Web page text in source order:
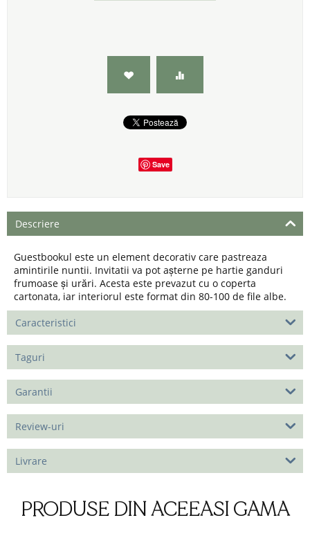
Save
Descriere
Guestbookul este un element decorativ care pastreaza
amintirile nuntii. Invitatii va pot așterne pe hartie ganduri
frumoase și urări. Acesta este prevazut cu o coperta
cartonata, iar interiorul este format din 80-100 de file albe.
Caracteristici
Taguri
Garantii
Review-uri
Livrare
PRODUSE DIN ACEEASI GAMA